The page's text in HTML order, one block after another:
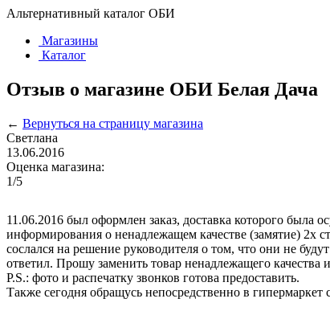
Альтернативный каталог ОБИ
Магазины
Каталог
Отзыв о магазине ОБИ Белая Дача
← Вернуться на страницу магазина
Светлана
13.06.2016
Оценка магазина:
1/5
11.06.2016 был оформлен заказ, доставка которого была
информирования о ненадлежащем качестве (замятие) 2х
сослался на решение руководителя о том, что они не
ответил. Прошу заменить товар ненадлежащего качества
P.S.: фото и распечатку звонков готова предоставить.
Также сегодня обращусь непосредственно в